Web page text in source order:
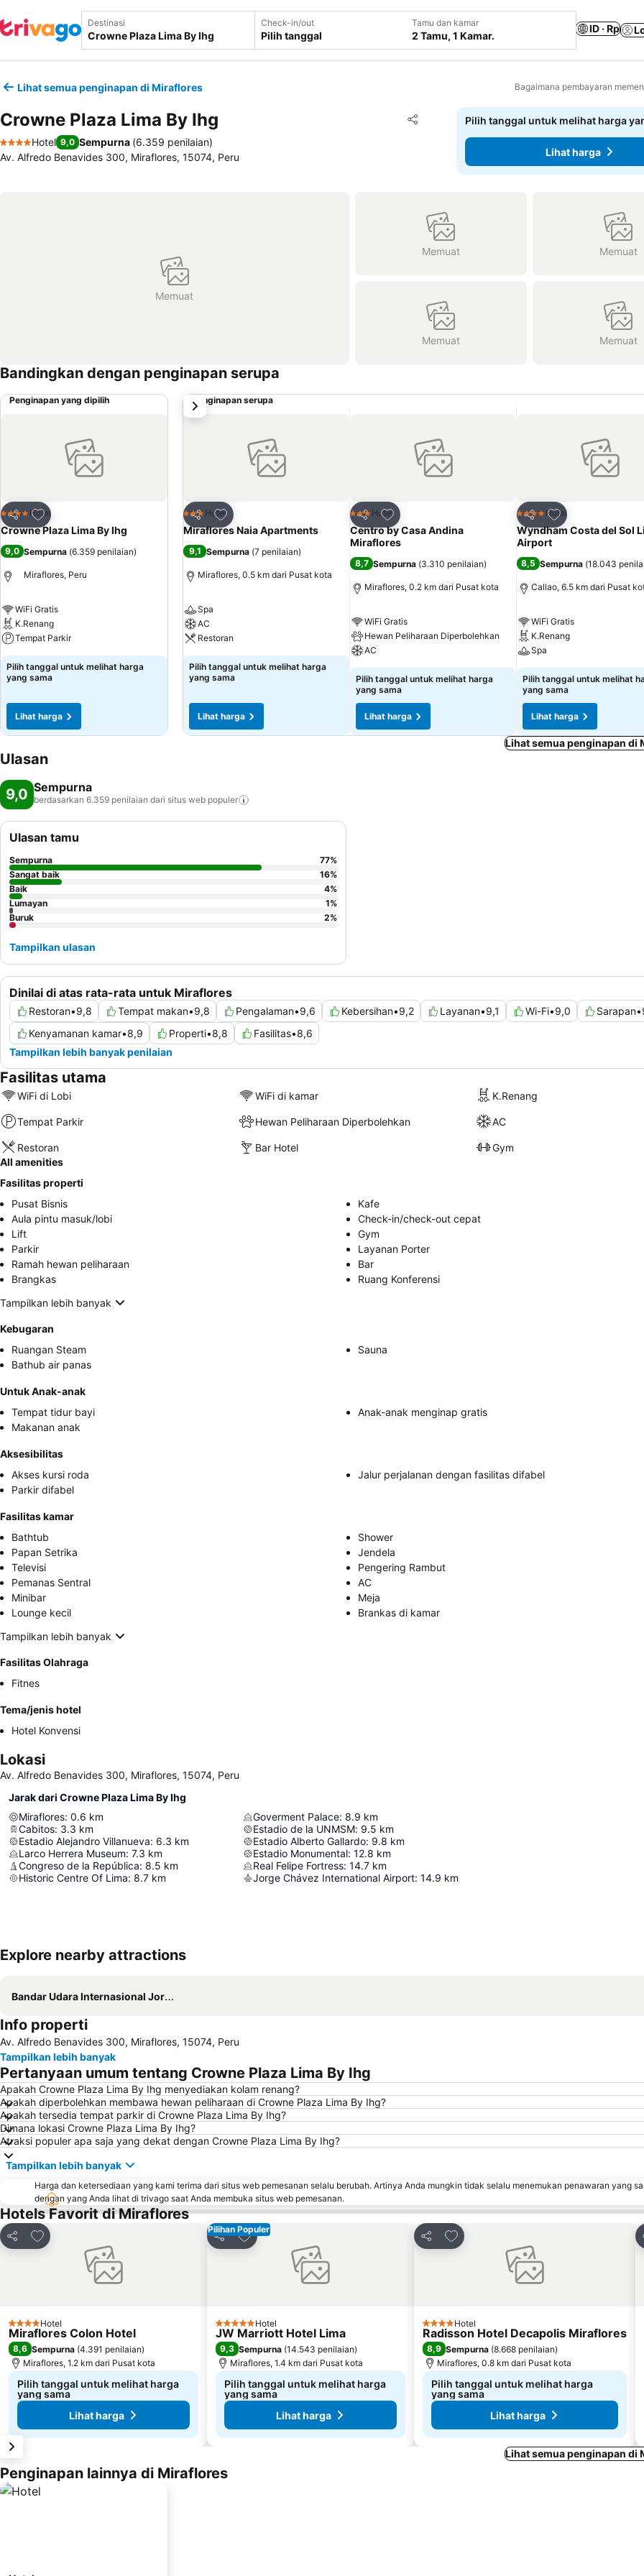
Destinasi Check-in/out
Pilih tanggal
Tamu dan kamar
2 Tamu, 1 Kamar.
ID · Rp
Lihat semua penginapan di Miraflores Bagaimana pembayaran
Crowne Plaza Lima By Ihg Bagikan
Tambahkan ke favorit
4 Bintang
Hotel 9,0 Sempurna (6.359 penilaian)
Av. Alfredo Benavides 300, Miraflores, 15074, Peru
Pilih tanggal untuk melihat harga
Lihat harga
Memuat
Memuat Memuat
Memuat Memuat
Bandingkan dengan penginapan serupa
Penginapan yang dipilih
Bagikan
Tambahkan ke favorit
4 BintangHotel
Crowne Plaza Lima By Ihg
9,0 Sempurna (6.359 penilaian)
Miraflores, Peru
WiFi Gratis
K.Renang
Tempat Parkir
Pilih tanggal untuk melihat harga
yang sama
Lihat harga
Penginapan serupa
Bagikan
Tambahkan ke favorit
3 Bintang
Hotel
Miraflores Naia Apartments
9,1 Sempurna (7 penilaian)
Miraflores, 0.5 km dari Pusat kota
Spa
AC
Restoran
Pilih tanggal untuk melihat harga
yang sama
Lihat harga
Bagikan
Tambahkan ke favorit
3 Bintang
Hotel
Centro by Casa Andina
Miraflores
8,7 Sempurna (3.310 penilaian)
Miraflores, 0.2 km dari Pusat kota
WiFi Gratis
Hewan Peliharaan Diperbolehkan
AC
Pilih tanggal untuk melihat harga
yang sama
Lihat harga
Bagikan
Tambahkan ke
4 BintangHotel
Wyndham Costa del Sol
Airport
8,5 Sempurna (18.043
Callao, 6.5 km dari Pusat
WiFi Gratis
K.Renang
Spa
Pilih tanggal untuk melihat
yang sama
Lihat harga
Selanjutnya
Lihat semua penginapan di
Ulasan
9,0 Sempurna
berdasarkan 6.359 penilaian dari situs web populer
Dinilai di atas rata-rata untuk Miraflores
Restoran•9,8 Tempat makan•9,8 Pengalaman•9,6 Kebersihan•9,2 Layanan•9,1 Wi-Fi•9,0 Sarapan•
Kenyamanan kamar•8,9 Properti•8,8 Fasilitas•8,6
Tampilkan lebih banyak penilaian
Ulasan tamu
Sempurna 77%
Sangat baik
16%
Baik
4%
Lumayan
1%
Buruk
2%
Tampilkan ulasan
Fasilitas utama
WiFi di Lobi WiFi di kamar K.Renang
Tempat Parkir Hewan Peliharaan Diperbolehkan AC
Restoran Bar Hotel
Gym
All amenities
Fasilitas properti
Pusat Bisnis
Kafe
Aula pintu masuk/lobi
Check-in/check-out cepat
Lift
Gym
Parkir
Layanan Porter
Ramah hewan peliharaan
Bar
Brangkas
Ruang Konferensi
Tampilkan lebih banyak
Kebugaran
Ruangan Steam
Sauna
Bathub air panas
Untuk Anak-anak
Tempat tidur bayi
Anak-anak menginap gratis
Makanan anak
Aksesibilitas
Akses kursi roda
Jalur perjalanan dengan fasilitas difabel
Parkir difabel
Fasilitas kamar
Bathtub
Shower
Papan Setrika
Jendela
Televisi
Pengering Rambut
Pemanas Sentral
AC
Minibar
Meja
Lounge kecil
Brankas di kamar
Tampilkan lebih banyak
Fasilitas Olahraga
Fitnes
Tema/jenis hotel
Hotel Konvensi
Lokasi
Av. Alfredo Benavides 300, Miraflores, 15074, Peru
Jarak dari Crowne Plaza Lima By Ihg
Miraflores: 0.6 km
Cabitos: 3.3 km
Estadio Alejandro Villanueva: 6.3 km
Larco Herrera Museum: 7.3 km
Congreso de la República: 8.5 km
Historic Centre Of Lima: 8.7 km
Goverment Palace: 8.9 km
Estadio de la UNMSM: 9.5 km
Estadio Alberto Gallardo: 9.8 km
Estadio Monumental: 12.8 km
Real Felipe Fortress: 14.7 km
Jorge Chávez International Airport: 14.9 km
Explore nearby attractions
Bandar Udara Internasional Jorge Chavez
Info properti
Av. Alfredo Benavides 300, Miraflores, 15074, Peru
Tampilkan lebih banyak
Pertanyaan umum tentang Crowne Plaza Lima By Ihg
Apakah Crowne Plaza Lima By Ihg menyediakan kolam renang?
Apakah diperbolehkan membawa hewan peliharaan di Crowne Plaza Lima By Ihg?
Apakah tersedia tempat parkir di Crowne Plaza Lima By Ihg?
Dimana lokasi Crowne Plaza Lima By Ihg?
Atraksi populer apa saja yang dekat dengan Crowne Plaza Lima By Ihg?
Tampilkan lebih banyak
Harga dan ketersediaan yang kami terima dari situs web pemesanan selalu berubah. Artinya Anda mungkin tidak selalu menemukan penawaran yang
dengan yang Anda lihat di trivago saat Anda membuka situs web pemesanan.
Hotels Favorit di Miraflores
Bagikan
Tambahkan ke favorit
4 Bintang
Hotel
Miraflores Colon Hotel
8,6 Sempurna (4.391 penilaian)
Miraflores, 1.2 km dari Pusat kota
Pilih tanggal untuk melihat harga
yang sama
Lihat harga
Pilihan Populer
Bagikan
Tambahkan ke favorit
5 BintangHotel
JW Marriott Hotel Lima
9,3 Sempurna (14.543 penilaian)
Miraflores, 1.4 km dari Pusat kota
Pilih tanggal untuk melihat harga
yang sama
Lihat harga
Bagikan
Tambahkan ke favorit
4 Bintang
Hotel
Radisson Hotel Decapolis Miraflores
8,9 Sempurna (8.668 penilaian)
Miraflores, 0.8 km dari Pusat kota
Pilih tanggal untuk melihat harga
yang sama
Lihat harga
Lihat semua penginapan di
Penginapan lainnya di Miraflores